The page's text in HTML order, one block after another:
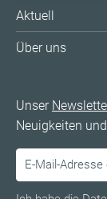
Aktuell
Über uns
Unser
Neuigkeiten